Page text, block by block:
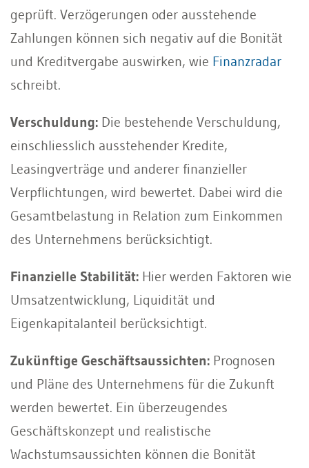
geprüft. Verzögerungen oder ausstehende
Zahlungen können sich negativ auf die Bonität
und Kreditvergabe auswirken, wie Finanzradar
schreibt.
Verschuldung: Die bestehende Verschuldung,
einschliesslich ausstehender Kredite,
Leasingverträge und anderer finanzieller
Verpflichtungen, wird bewertet. Dabei wird die
Gesamtbelastung in Relation zum Einkommen
des Unternehmens berücksichtigt.
Finanzielle Stabilität: Hier werden Faktoren wie
Umsatzentwicklung, Liquidität und
Eigenkapitalanteil berücksichtigt.
Zukünftige Geschäftsaussichten: Prognosen
und Pläne des Unternehmens für die Zukunft
werden bewertet. Ein überzeugendes
Geschäftskonzept und realistische
Wachstumsaussichten können die Bonität